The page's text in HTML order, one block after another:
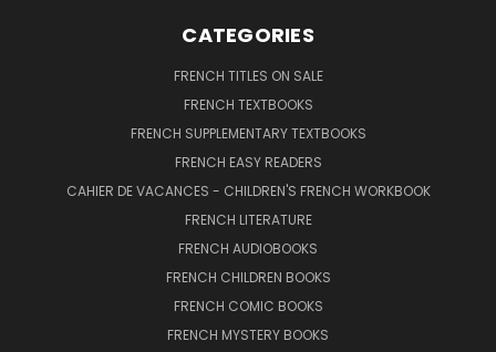
CATEGORIES
FRENCH TITLES ON SALE
FRENCH TEXTBOOKS
FRENCH SUPPLEMENTARY TEXTBOOKS
FRENCH EASY READERS
CAHIER DE VACANCES - CHILDREN'S FRENCH WORKBOOK
FRENCH LITERATURE
FRENCH AUDIOBOOKS
FRENCH CHILDREN BOOKS
FRENCH COMIC BOOKS
FRENCH MYSTERY BOOKS